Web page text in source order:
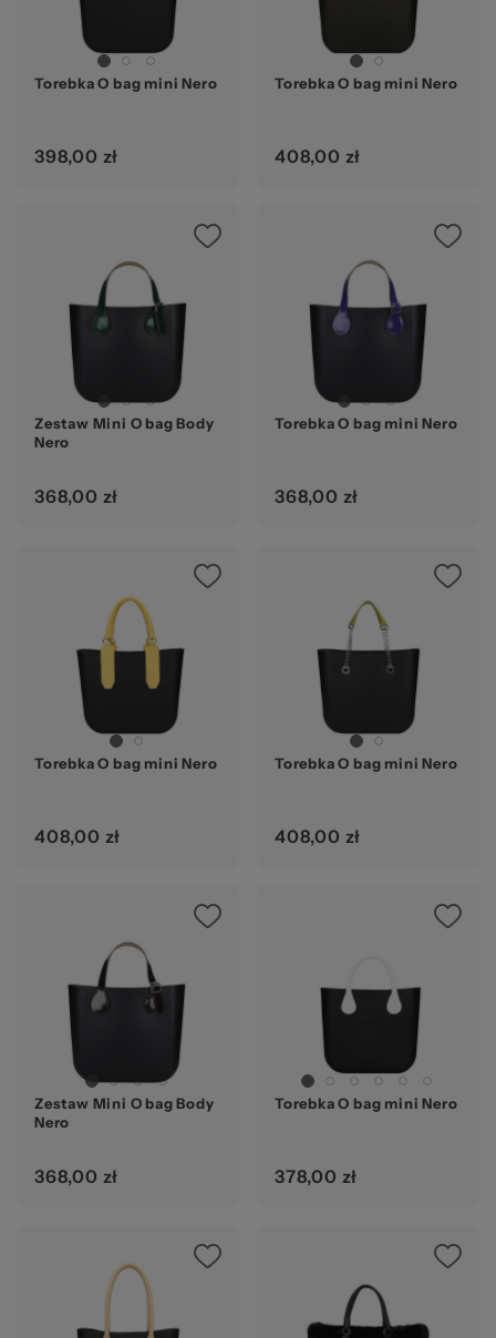
Torebka O bag mini Nero
398,00 zł
Torebka O bag mini Nero
408,00 zł
Zestaw Mini O bag Body
Nero
368,00 zł
Torebka O bag mini Nero
368,00 zł
Torebka O bag mini Nero
408,00 zł
Torebka O bag mini Nero
408,00 zł
Zestaw Mini O bag Body
Nero
368,00 zł
Torebka O bag mini Nero
378,00 zł
Ocena: